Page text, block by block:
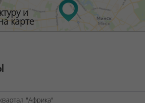
УНП 190285638,
и
карте